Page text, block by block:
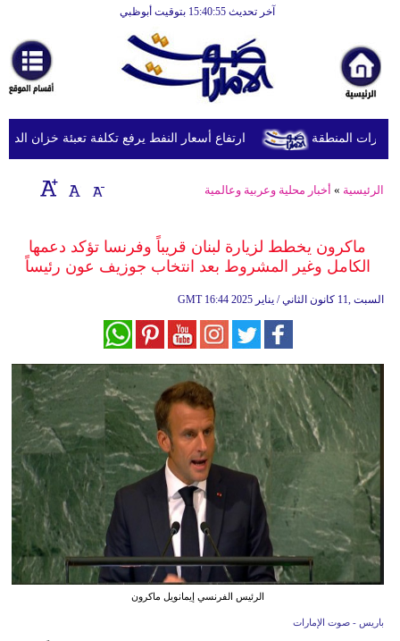
آخر تحديث 15:40:55 بتوقيت أبوظبي
أخبارعاجلة
رياضة
ثقافة
إقتصاد
وموسيقى
سياحة
وسفر
ديكور
أخبار
إعلام
تعليم
ارتفاع أسعار النفط يرفع تكلفة تعبئة خزان الديزل في بريطانيا المنطقة
الرئيسية » أخبار محلية وعربية وعالمية
ماكرون يخطط لزيارة لبنان قريباً وفرنسا تؤكد دعمها
الكامل وغير المشروط بعد انتخاب جوزيف عون رئيساً
GMT 16:44 2025 السبت ,11 كانون الثاني / يناير
الرئيس الفرنسي إيمانويل ماكرون
باريس - صوت الإمارات